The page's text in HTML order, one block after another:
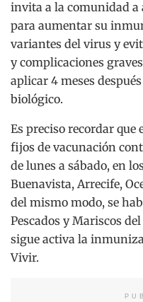
invita a la comunidad a
para aumentar su
variantes del virus y
y complicaciones
aplicar 4 meses
biológico.
Es preciso recordar
fijos de vacunación
de lunes a sábado, en
Buenavista, Arrecife,
del mismo modo, se
Pescados y Mariscos
sigue activa la
Vivir.